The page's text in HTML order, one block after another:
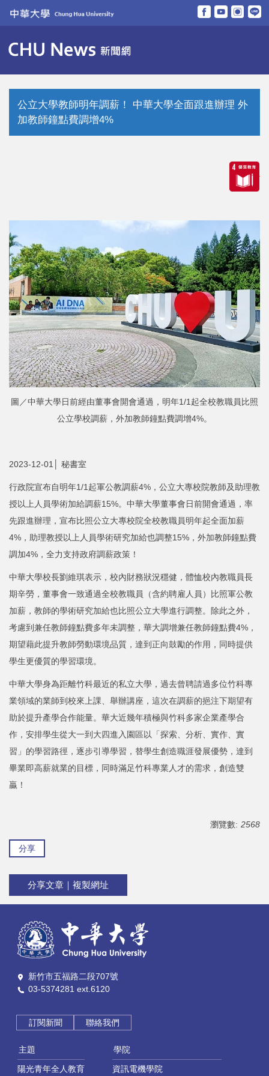
跳
要
內
公立大學教師明年調薪！ 中華大學全面跟進辦理 外
加教師鐘點費調增4%
圖／中華大學日前經由董事會開會通過，明年1/1起全校教職員比照
公立學校調薪，外加教師鐘點費調增4%。
2023-12-01│ 秘書室
行政院宣布自明年1/1起軍公教調薪4%，公立大專校院教師及助理教
授以上人員學術加給調薪15%。中華大學董事會日前開會通過，率
先跟進辦理，宣布比照公立大專校院全校教職員明年起全面加薪
4%，助理教授以上人員學術研究加給也調整15%，外加教師鐘點費
調加4%，全力支持政府調薪政策！
中華大學校長劉維琪表示，校內財務狀況穩健，體恤校內教職員長
期辛勞，董事會一致通過全校教職員（含約聘雇人員）比照軍公教
加薪，教師的學術研究加給也比照公立大學進行調整。除此之外，
考慮到兼任教師鐘點費多年未調整，華大調增兼任教師鐘點費4%，
期望藉此提升教師勞動環境品質，達到正向鼓勵的作用，同時提供
學生更優質的學習環境。
中華大學身為距離竹科最近的私立大學，過去曾聘請過多位竹科專
業領域的業師到校來上課、舉辦講座，這次在調薪的挹注下期望有
助於提升產學合作能量。華大近幾年積極與竹科多家企業產學合
作，安排學生從大一到大四進入園區以「探索、分析、實作、實
習」的學習路徑，逐步引導學習，替學生創造職涯發展優勢，達到
畢業即高薪就業的目標，同時滿足竹科專業人才的需求，創造雙
贏！
瀏覽數: 2568
分享
分享文章｜複製網址
新竹市五福路二段707號
03-5374281 ext.6120
訂閱新聞 聯絡我們
主題
陽光青年全人教育
學院
資訊電機學院